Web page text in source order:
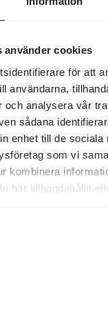
använder cookies
för att
användarna,
och analysera vår
sådana
enhet till de sociala
som vi
kombinera
har tillhandahållit
söndag, så
förtäring.
den 10 augusti
med ett trevligt
god
stämning.
behöver